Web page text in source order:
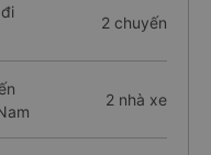
2 chuyến
2 nhà xe